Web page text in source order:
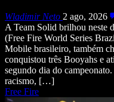
Wladimir Neto 2 ago, 2026
A Team Solid brilhou neste
(Free Fire World Series
Mobile brasileiro, também
conquistou três Booyahs e
segundo dia do
racismo, […]
Free Fire